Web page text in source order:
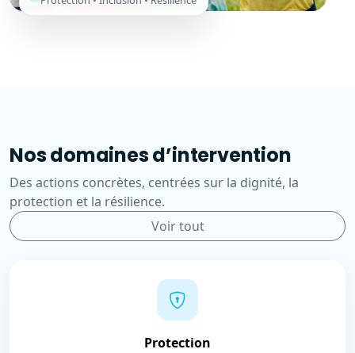
Nos domaines d’intervention
Des actions concrètes, centrées sur la dignité, la
protection et la résilience.
Voir tout
Protection